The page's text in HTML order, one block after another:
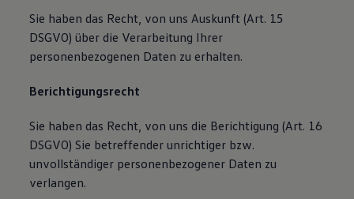
Sie haben das Recht, von uns Auskunft (Art. 15
DSGVO) über die Verarbeitung Ihrer
personenbezogenen Daten zu erhalten.
Berichtigungsrecht
Sie haben das Recht, von uns die Berichtigung (Art. 16
DSGVO) Sie betreffender unrichtiger bzw.
unvollständiger personenbezogener Daten zu
verlangen.